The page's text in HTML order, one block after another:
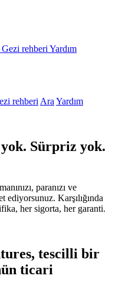
Gezi rehberi Yardım
rehberi Ara Yardım
Sürpriz yok.
paranızı ve
ediyorsunuz. Karşılığında
her sigorta, her garanti.
tescilli bir
ticari